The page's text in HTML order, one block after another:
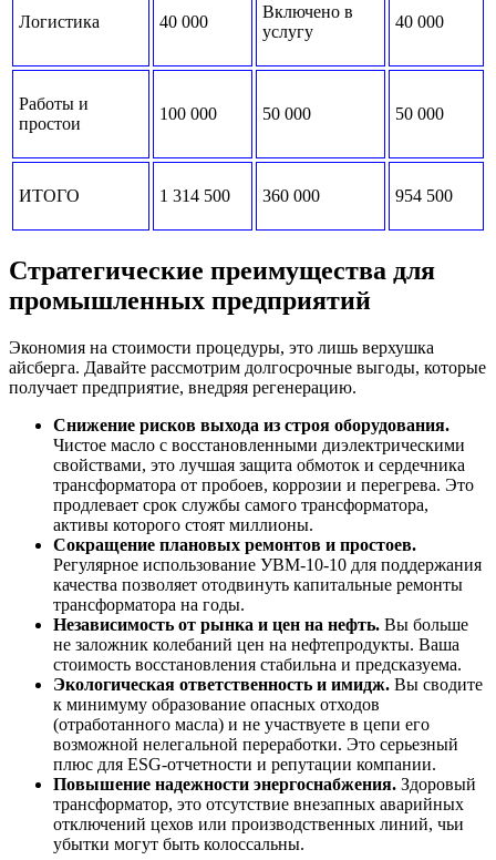
Логистика 40 000
Включено в
услугу
40 000
Работы и
простои
100 000 50 000 50 000
ИТОГО 1 314 500 360 000 954 500
Стратегические преимущества для
промышленных предприятий
Экономия на стоимости процедуры, это лишь верхушка
айсберга. Давайте рассмотрим долгосрочные выгоды, которые
получает предприятие, внедряя регенерацию.
Снижение рисков выхода из строя оборудования.
Чистое масло с восстановленными диэлектрическими
свойствами, это лучшая защита обмоток и сердечника
трансформатора от пробоев, коррозии и перегрева. Это
продлевает срок службы самого трансформатора,
активы которого стоят миллионы.
Сокращение плановых ремонтов и простоев.
Регулярное использование УВМ-10-10 для поддержания
качества позволяет отодвинуть капитальные ремонты
трансформатора на годы.
Независимость от рынка и цен на нефть. Вы больше
не заложник колебаний цен на нефтепродукты. Ваша
стоимость восстановления стабильна и предсказуема.
Экологическая ответственность и имидж. Вы сводите
к минимуму образование опасных отходов
(отработанного масла) и не участвуете в цепи его
возможной нелегальной переработки. Это серьезный
плюс для ESG-отчетности и репутации компании.
Повышение надежности энергоснабжения. Здоровый
трансформатор, это отсутствие внезапных аварийных
отключений цехов или производственных линий, чьи
убытки могут быть колоссальны.